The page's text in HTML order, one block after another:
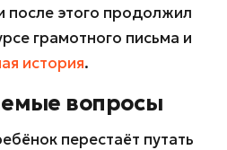
после этого продолжил
грамотного письма и
история.
вопросы
перестаёт путать